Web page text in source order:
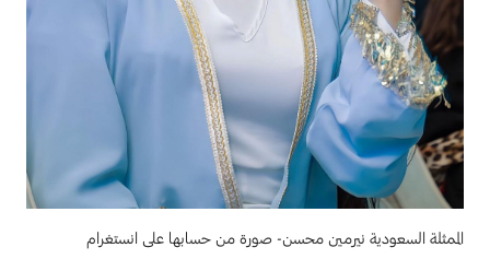
الممثلة السعودية نيرمين محسن- صورة من حسابها على انستغرام